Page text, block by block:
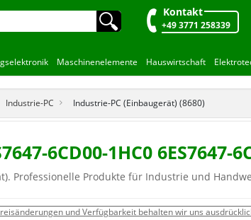
🔍︎ Kontakt
+49 3771 258339
Maschinenelemente Hauswirtschaft
Industrie-PC Industrie-PC (Einbaugerät) (8680)
6CD00-1HC0 6ES7647-
Professionelle Produkte für Industrie und
und Verfügbarkeit behalten wir uns